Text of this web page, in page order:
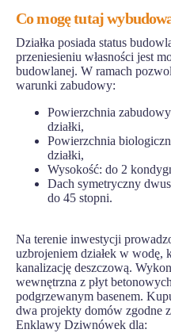
Co mogę tutaj
Działka posiada status
przeniesieniu własności jest
budowlanej. W ramach
warunki zabudowy:
Powierzchnia
działki,
Powierzchnia
działki,
Wysokość: do 2
Dach symetryczny
do 45 stopni.
Na terenie inwestycji
uzbrojeniem działek w wodę,
kanalizację deszczową.
wewnętrzna z płyt
podgrzewanym basenem.
dwa projekty domów zgodne
Enklawy Dziwnówek dla: